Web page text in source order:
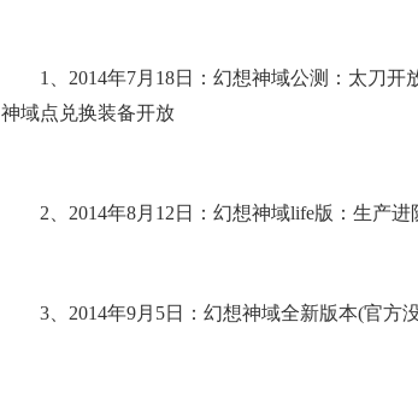
1、2014年7月18日：幻想神域公测：太刀开
神域点兑换装备开放
2、2014年8月12日：幻想神域life版：生产进
3、2014年9月5日：幻想神域全新版本(官方